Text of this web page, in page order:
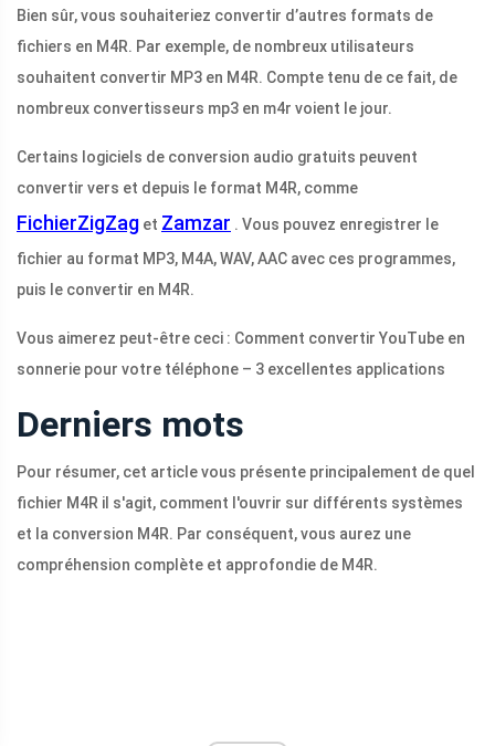
Bien sûr, vous souhaiteriez convertir d’autres formats de
fichiers en M4R. Par exemple, de nombreux utilisateurs
souhaitent convertir MP3 en M4R. Compte tenu de ce fait, de
nombreux convertisseurs mp3 en m4r voient le jour.
Certains logiciels de conversion audio gratuits peuvent
convertir vers et depuis le format M4R, comme
FichierZigZag et Zamzar . Vous pouvez enregistrer le
fichier au format MP3, M4A, WAV, AAC avec ces programmes,
puis le convertir en M4R.
Vous aimerez peut-être ceci : Comment convertir YouTube en
sonnerie pour votre téléphone – 3 excellentes applications
Derniers mots
Pour résumer, cet article vous présente principalement de quel
fichier M4R il s'agit, comment l'ouvrir sur différents systèmes
et la conversion M4R. Par conséquent, vous aurez une
compréhension complète et approfondie de M4R.